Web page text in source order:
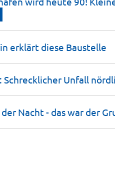
erklärt diese Baustelle
Schrecklicher Unfall
Nacht - das war der